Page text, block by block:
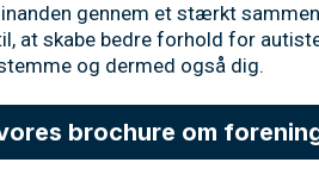
gennem et stærkt
at skabe bedre forhold for
og dermed også dig.
brochure om